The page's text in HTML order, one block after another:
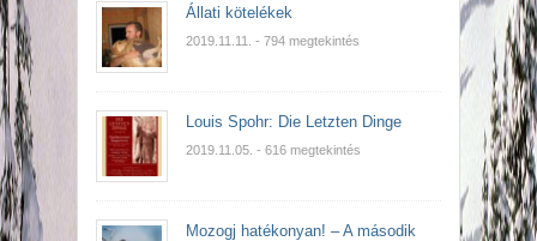
Állati kötelékek
2019.11.11. - 794 megtekintés
Louis Spohr: Die Letzten Dinge
2019.11.05. - 616 megtekintés
Mozogj hatékonyan! – A második